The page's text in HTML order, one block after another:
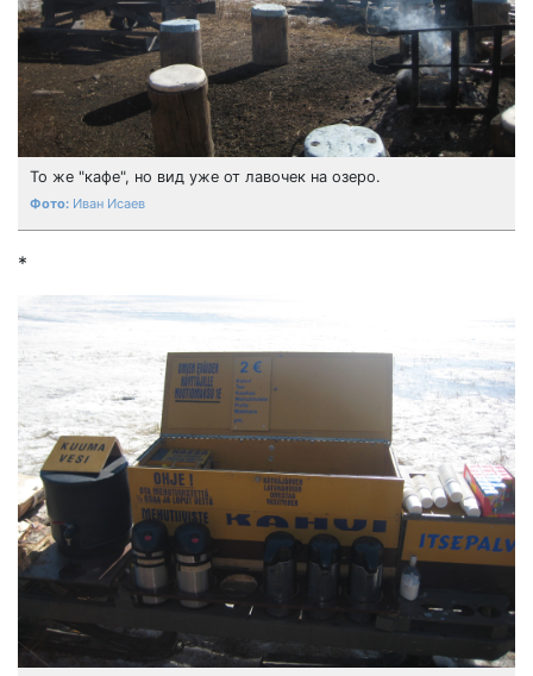
То же "кафе", но вид уже от лавочек на озеро.
Иван Исаев
*